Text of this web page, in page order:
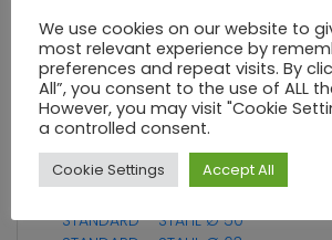
SPEZIAL – Ø 63
STANDARD – PLASTIK Ø 100
STANDARD – PLASTIK Ø 40
STANDARD – PLASTIK Ø 50
STANDARD – PLASTIK Ø 63
STANDARD – PLASTIK Ø 80
STANDARD – STAHL Ø 100
STANDARD – STAHL Ø 50
We use cookies on our website to
most relevant experience by
preferences and repeat visits. By
All”, you consent to the use of ALL
However, you may visit "Cookie
a controlled consent.
Cookie Settings Accept All